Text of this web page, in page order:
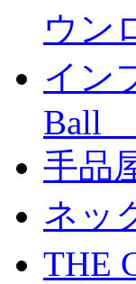
ウン
イン
Ball
手品
ネッ
THE